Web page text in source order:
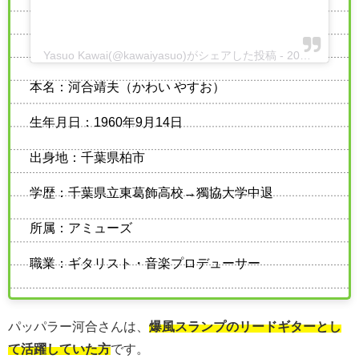
Yasuo Kawai(@kawaiyasuo)がシェアした投稿 - 2020年 8月月17日午前1時59分PDT
本名：河合靖夫（かわい やすお）
生年月日：1960年9月14日
出身地：千葉県柏市
学歴：千葉県立東葛飾高校→獨協大学中退
所属：アミューズ
職業：ギタリスト・音楽プロデューサー
パッパラー河合さんは、 爆風スランプのリードギターとし
て活躍していた方です。